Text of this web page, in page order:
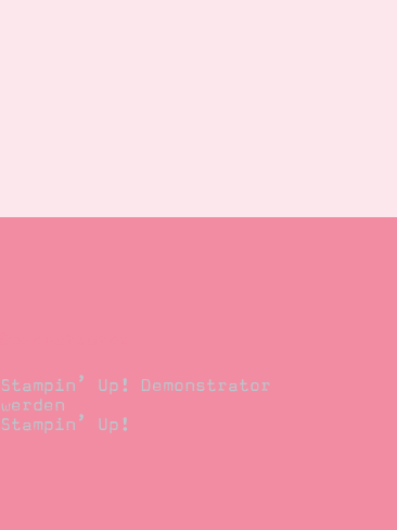
Stampin’ Up! Demonstrator
werden
Stampin’ Up!